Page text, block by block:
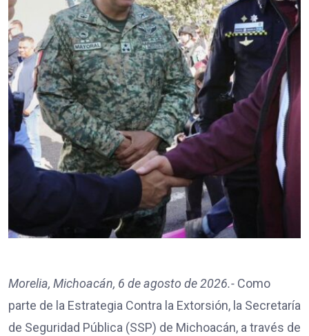
Morelia, Michoacán, 6 de agosto de 2026.- Como
parte de la Estrategia Contra la Extorsión, la Secretaría
de Seguridad Pública (SSP) de Michoacán, a través de